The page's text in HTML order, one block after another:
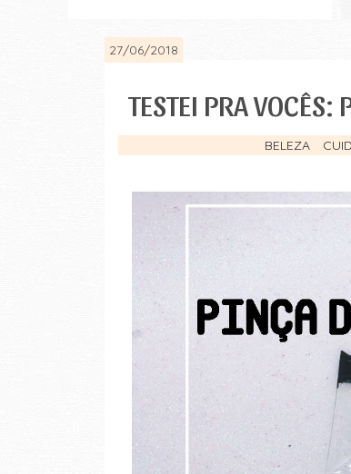
27/06/2018
TESTEI PRA VOCÊS:
BELEZA